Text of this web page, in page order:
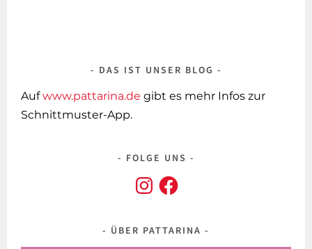
DAS IST UNSER BLOG
Aufwww.pattarina.de gibt es mehr Infos zur
Schnittmuster-App.
FOLGE UNS
InstagramFacebook
ÜBER PATTARINA